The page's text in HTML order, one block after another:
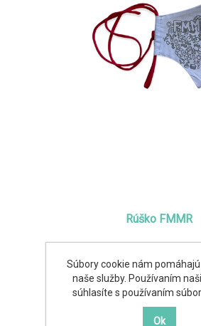
Rúško FMMR
Súbory cookie nám
naše služby. Používaním
súhlasíte s používaním